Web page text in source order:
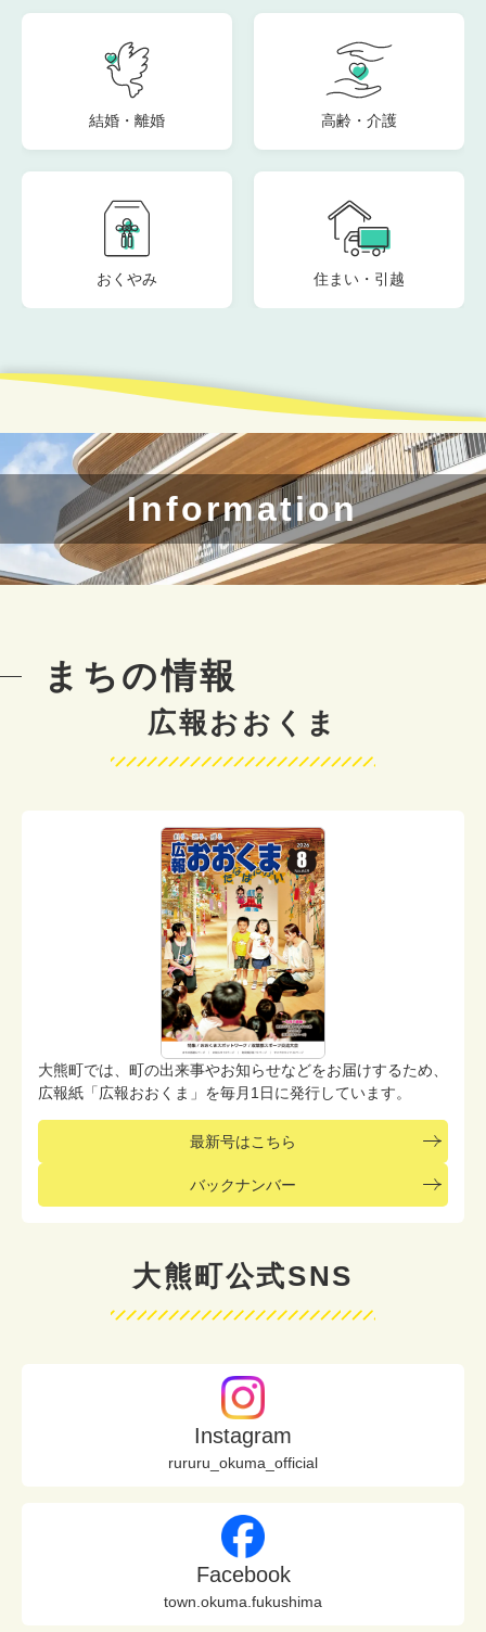
結婚・離婚 高齢・介護
おくやみ 住まい・引越
Information
まちの情報
広報おおくま
大熊町では、町の出来事やお知らせなどをお届けするため、
広報紙「広報おおくま」を毎月1日に発行しています。
最新号はこちら
バックナンバー
大熊町公式SNS
Instagram
rururu_okuma_official
Facebook
town.okuma.fukushima